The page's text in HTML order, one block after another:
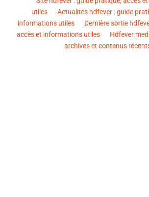
utiles
Actualites hdfever : guide
informations utiles
Dernière sortie
accès et informations utiles
Hdfever
archives et contenus